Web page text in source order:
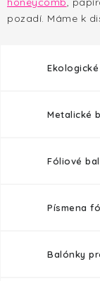
SILVESTR
VÁNOCE
Vrácení zboží a
pozadí. Máme k
Metalické
Fóliové
Písmena
Balónky